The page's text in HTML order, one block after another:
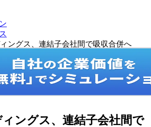
ングス、連結子会社間で吸収合併へ
ングス、連結子会社間で